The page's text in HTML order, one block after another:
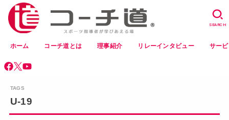
ホーム コーチ道とは 理事紹介 リレーインタビュー サー
SEARCH
U-19